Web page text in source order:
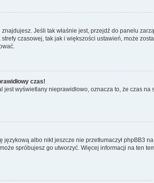
Jeśli tak właśnie jest, przejdź do panelu
czasowej, tak jak i większości ustawień, może
czas!
wyświetlany nieprawidłowo, oznacza to, że czas
albo nikt jeszcze nie przetłumaczył phpBB3
spróbujesz go utworzyć. Więcej informacji na ten